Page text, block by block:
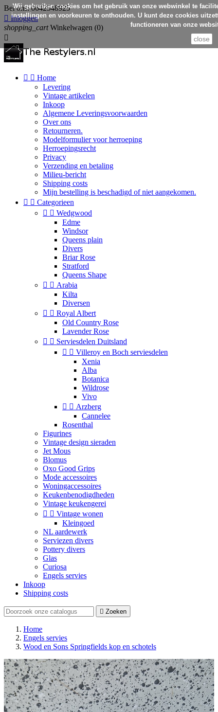
Bel ons:0642548925
 Inloggen
shopping_cart Winkelwagen (0)

  Home
Levering
Vintage artikelen
Inkoop
Algemene Leveringsvoorwaarden
Over ons
Retourneren.
Modelformulier voor herroeping
Herroepingsrecht
Privacy
Verzending en betaling
Milieu-bericht
Shipping costs
Mijn bestelling is beschadigd of niet aangekomen.
  Categorieen
  Wedgwood
Edme
Windsor
Queens plain
Divers
Briar Rose
Stratford
Queens Shape
  Arabia
Kilta
Diversen
  Royal Albert
Old Country Rose
Lavender Rose
  Serviesdelen Duitsland
  Villeroy en Boch serviesdelen
Xenia
Alba
Botanica
Wildrose
Vivo
  Arzberg
Cannelee
Rosenthal
Figurines
Vintage design sieraden
Jet Mous
Blomus
Oxo Good Grips
Mode accessoires
Woningaccessoires
Keukenbenodigdheden
Vintage keukengerei
  Vintage wonen
Kleingoed
NL aardewerk
Serviezen divers
Pottery divers
Glas
Curiosa
Engels servies
Inkoop
Shipping costs
 Zoeken
Home
Engels servies
Wood en Sons Springfields kop en schotels
Wij gebruiken cookies om het gebruik van onze webwinkel te
instellingen en voorkeuren te onthouden. U kunt deze cookies
functioneren van onze
close